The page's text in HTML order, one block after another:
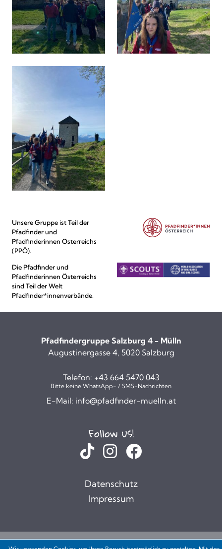
Unsere Gruppe ist Teil der
Pfadfinder und
Pfadfinderinnen Österreichs
(PPÖ).
Die Pfadfinder und
Pfadfinderinnen Österreichs
sind Teil der Welt
Pfadfinder*innenverbände.
Pfadfindergruppe Salzburg 4 - Mülln
Augustinergasse 4, 5020 Salzburg
Telefon: +43 664 5470 043
Bitte keine WhatsApp- / SMS-Nachrichten
E-Mail: info@pfadfinder-muelln.at
Follow us!
Datenschutz
Impressum